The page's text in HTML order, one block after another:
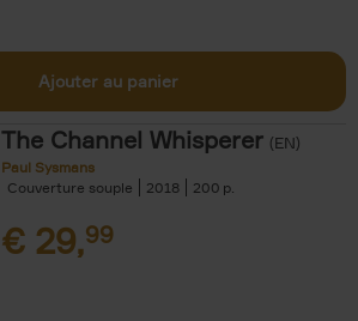
Ajouter au panier
The Channel Whisperer (EN)
Paul Sysmans
Couverture souple
2018 200
€ 29,99